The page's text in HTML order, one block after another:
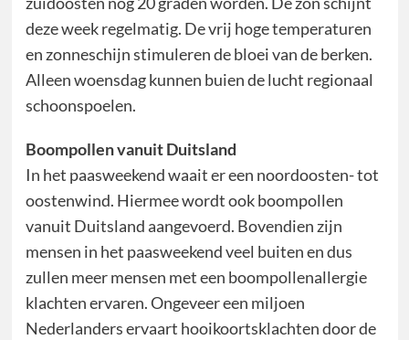
deze week regelmatig. De vrij hoge temperaturen
en zonneschijn stimuleren de bloei van de berken.
Alleen woensdag kunnen buien de lucht regionaal
schoonspoelen.
Boompollen vanuit Duitsland
In het paasweekend waait er een noordoosten- tot
oostenwind. Hiermee wordt ook boompollen
vanuit Duitsland aangevoerd. Bovendien zijn
mensen in het paasweekend veel buiten en dus
zullen meer mensen met een boompollenallergie
klachten ervaren. Ongeveer een miljoen
Nederlanders ervaart hooikoortsklachten door de